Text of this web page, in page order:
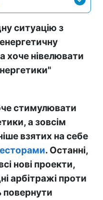
ситуацію з
хоче нівелювати
стимулювати
а зовсім
взятих на себе
. Останні,
нові проекти,
арбітражі проти
повернути